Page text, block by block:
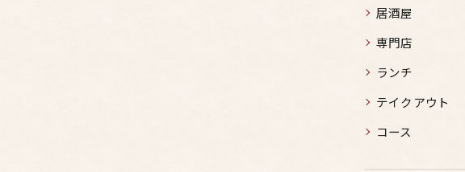
居酒屋
専門店
ランチ
テイクアウト
コース